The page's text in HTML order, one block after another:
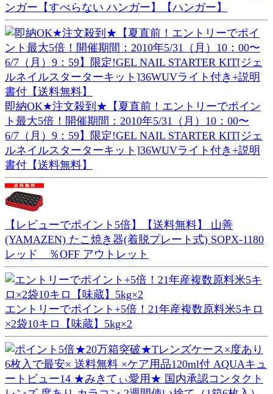
ンガー【すべらない ハンガー】【ハンガー】
即納OK★注文殺到★【夏直前！エントリーでポイン
ト最大5倍！開催期間：2010年5/31（月）10：00〜
6/7（月）9：59】限定!GEL NAIL STARTER KIT[ジェ
ルネイルスターターキット]36WUVライト付き+説明
書付【送料無料】
【レビューでポイント5倍】【送料無料】 山善
(YAMAZEN) たこ焼き器(着脱プレート式) SOPX-1180
レッド ％OFF アウトレット
エントリーでポイント+5倍！21年産複数原料米5キロ
×2袋10キロ【味蔵】5kg×2